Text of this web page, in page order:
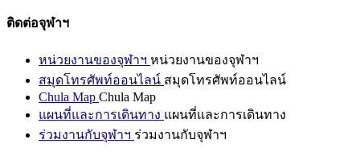
ติดต่อจุฬาฯ
หน่วยงานของจุฬาฯ หน่วยงานของจุฬาฯ
สมุดโทรศัพท์ออนไลน์ สมุดโทรศัพท์ออนไลน์
Chula Map Chula Map
แผนที่และการเดินทาง แผนที่และการเดินทาง
ร่วมงานกับจุฬาฯ ร่วมงานกับจุฬาฯ